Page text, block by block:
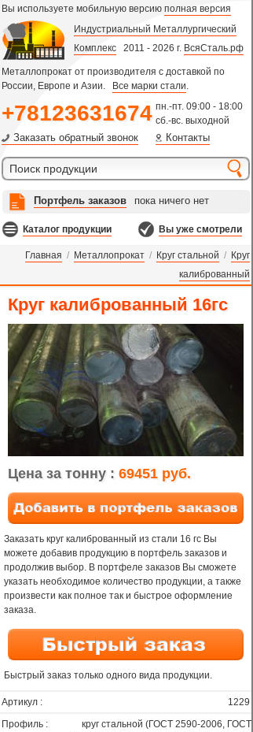
Вы используете мобильную версию полная версия
Индустриальный Металлургический
Комплекс 2011 - 2026 г. ВсяСталь.рф
Металлопрокат от производителя с доставкой по
России, Европе и Азии.
Все марки стали.
+78123631674 пн.-пт. 09:00 - 18:00
сб.-вс. выходной
Заказать обратный звонок Контакты
Портфель заказов пока ничего нет
Каталог продукции Вы уже смотрели
Главная / Металлопрокат / Круг стальной / Круг
калиброванный
Круг калиброванный 16гс
Цена за тонну : 69451 руб.
Заказать круг калиброванный из стали 16 гс Вы
можете добавив продукцию в портфель заказов и
продолжив выбор. В портфеле заказов Вы сможете
указать необходимое количество продукции, а также
произвести как полное так и быстрое оформление
заказа.
Быстрый заказ только одного вида продукции.
Артикул :
1229
Профиль :
круг стальной (ГОСТ 2590-2006, ГОСТ